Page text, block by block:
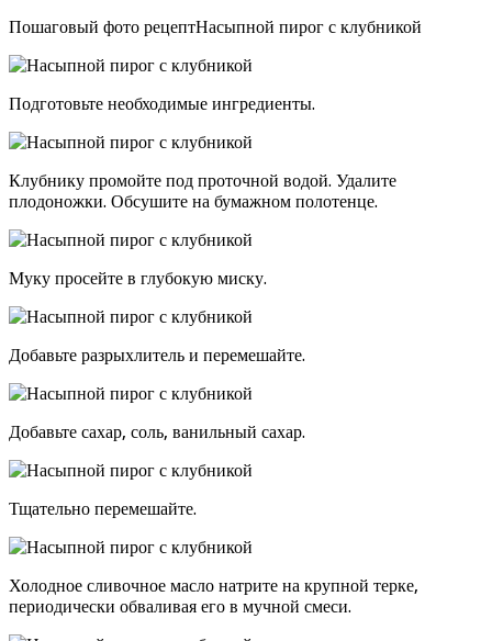
Пошаговый фото рецептНасыпной пирог с клубникой
Подготовьте необходимые ингредиенты.
Клубнику промойте под проточной водой. Удалите
плодоножки. Обсушите на бумажном полотенце.
Муку просейте в глубокую миску.
Добавьте разрыхлитель и перемешайте.
Добавьте сахар, соль, ванильный сахар.
Тщательно перемешайте.
Холодное сливочное масло натрите на крупной терке,
периодически обваливая его в мучной смеси.